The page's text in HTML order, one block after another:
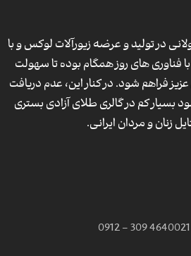
در تولید و عرضه زیورآلات لوکس و با
با فناوری های روز همگام بوده تا سهولت
فراهم شود. در کنار این، عدم دریافت
بسیار کم در گالری طلای آزادی بستری
زنان و مردان ایرانی.
0912 - 309 4640